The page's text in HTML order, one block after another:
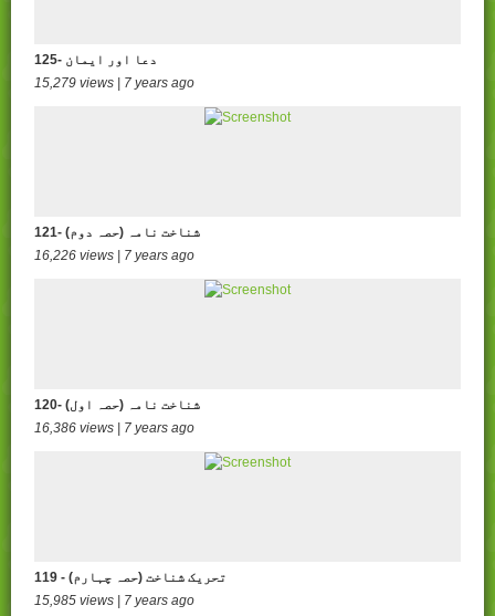
125- دعا اور ایمان
15,279 views | 7 years ago
121- شناخت نامہ (حصہ دوم)
16,226 views | 7 years ago
120- شناخت نامہ (حصہ اول)
16,386 views | 7 years ago
119 - تحریک شناخت (حصہ چہارم)
15,985 views | 7 years ago